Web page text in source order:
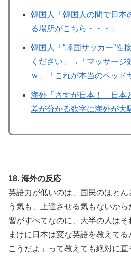
韓国人「韓国人の間で日本
る場所がこちら・・・」
韓国人「“韓国サッカー”性
ください」→「マッサージ
ｗ」「これが本当のベッド
海外「さすが日本！」日本
差が分かる数字に海外が大
18. 海外の反応
英語力が低いのは、国民のほと
う気も、上達させる気もないか
習がすべてなのに、大半の人は
まけに日本は変な英語を教えて
こうだよ」って教えても絶対に